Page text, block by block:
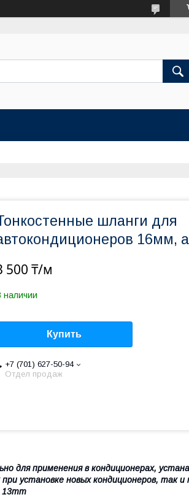
шланги для
16мм,
500 ₸/м
наличии
Купить
+7 (701) 627-50-94
Отдел продаж
для применения в кондиционерах,
установке новых кондиционеров, так